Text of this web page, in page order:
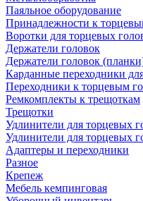
Паяльное оборудование
Принадлежности к
Воротки для торцевых
Держатели головок
Держатели головок
Карданные переходники
Переходники к торцевым
Ремкомплекты к трещоткам
Трещотки
Удлинители для торцевых
Удлинители для торцевых
Адаптеры и переходники
Разное
Крепеж
Мебель кемпинговая